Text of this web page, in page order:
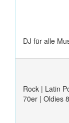
DJ für alle
Rock | Latin
70er | Oldies